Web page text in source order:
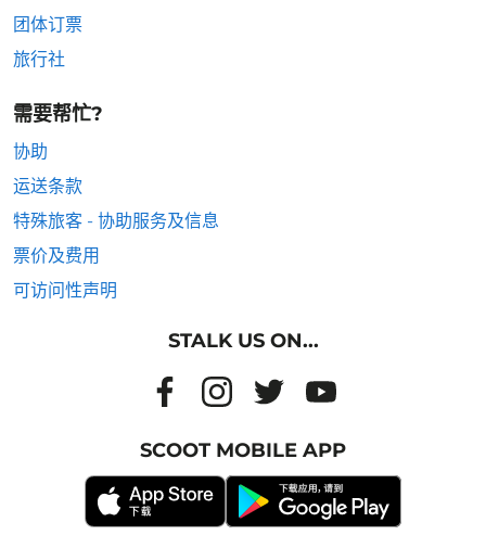
团体订票
旅行社
需要帮忙?
协助
运送条款
特殊旅客 - 协助服务及信息
票价及费用
可访问性声明
STALK US ON...
SCOOT MOBILE APP